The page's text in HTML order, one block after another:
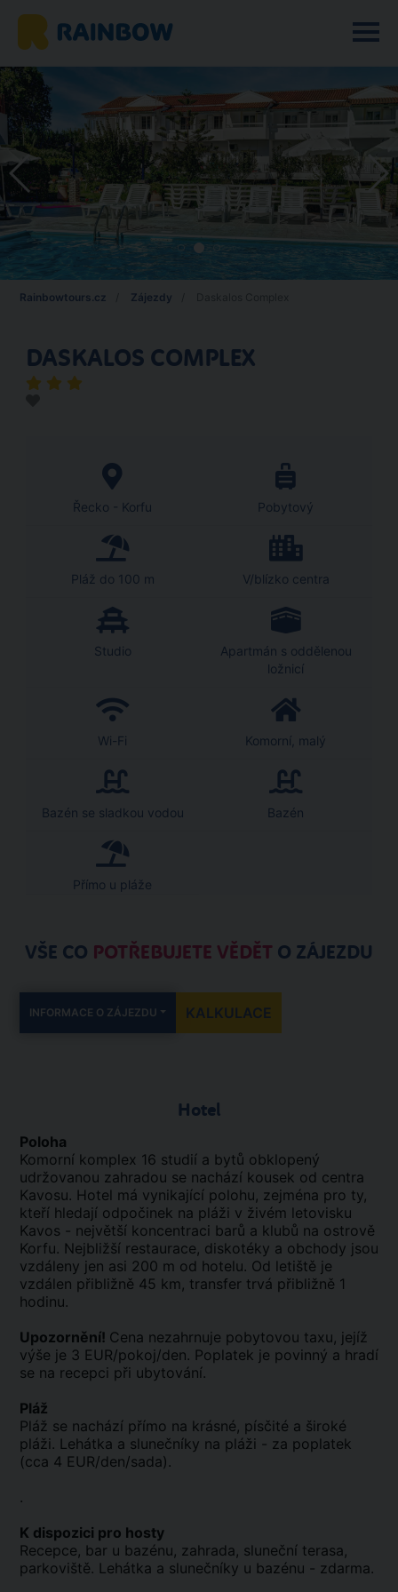
Rainbowtours.cz Zájezdy
DASKALOS COMPLEX
Řecko - Korfu Pobytový
Pláž do 100 m V/blízko centra
Studio
Apartmán s oddělenou
ložnicí
Wi-Fi Komorní, malý
Bazén se sladkou vodou Bazén
Přímo u pláže
VŠE CO POTŘEBUJETE VĚDĚT O ZÁJEZDU
INFORMACE O ZÁJEZDU KALKULACE
Hotel
Poloha
Komorní komplex 16 studií a bytů obklopený
udržovanou zahradou se nachází kousek od centra
Kavosu. Hotel má vynikající polohu, zejména pro ty,
kteří hledají odpočinek na pláži v živém letovisku
Kavos - největší koncentraci barů a klubů na ostrově
Korfu. Nejbližší restaurace, diskotéky a obchody jsou
vzdáleny jen asi 200 m od hotelu. Od letiště je
vzdálen přibližně 45 km, transfer trvá přibližně 1
hodinu.
Upozornění! Cena nezahrnuje pobytovou taxu, jejíž
výše je 3 EUR/pokoj/den. Poplatek je povinný a hradí
se na recepci při ubytování.
Pláž
Pláž se nachází přímo na krásné, písčité a široké
pláži. Lehátka a slunečníky na pláži - za poplatek
(cca 4 EUR/den/sada).
.
K dispozici pro hosty
Recepce, bar u bazénu, zahrada, sluneční terasa,
parkoviště. Lehátka a slunečníky u bazénu - zdarma.